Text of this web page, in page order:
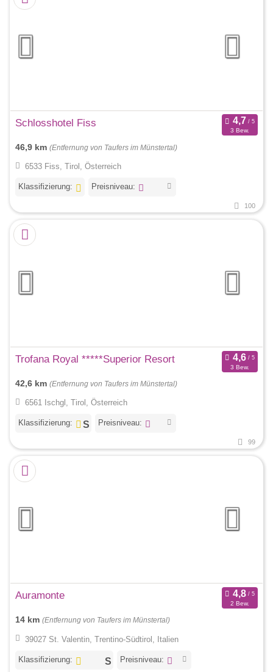
Schlosshotel Fiss
3 Bew.
46,9 km (Entfernung von Taufers im Münstertal)
6533 Fiss, Tirol, Österreich
Klassifizierung: Preisniveau:
100
Trofana Royal *****Superior Resort
3 Bew.
42,6 km (Entfernung von Taufers im Münstertal)
6561 Ischgl, Tirol, Österreich
Klassifizierung: Preisniveau:
99
Auramonte
2 Bew.
14 km (Entfernung von Taufers im Münstertal)
39027 St. Valentin, Trentino-Südtirol, Italien
Klassifizierung: Preisniveau: